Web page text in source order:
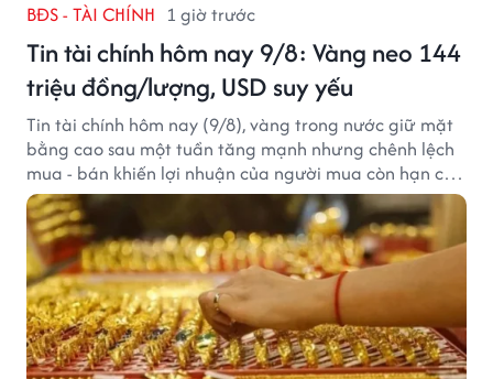
BĐS - TÀI CHÍNH 1 giờ trước
Tin tài chính hôm nay 9/8: Vàng neo 144
triệu đồng/lượng, USD suy yếu
Tin tài chính hôm nay (9/8), vàng trong nước giữ mặt
bằng cao sau một tuần tăng mạnh nhưng chênh lệch
mua - bán khiến lợi nhuận của người mua còn hạn chế,
trong khi USD chịu sức ép sau dữ liệu việc làm Mỹ gây
thất vọng.